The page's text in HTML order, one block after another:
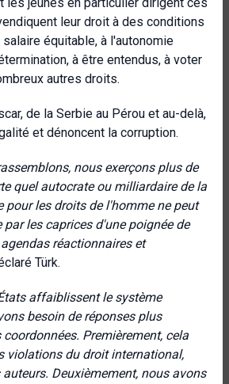
leur droit à des conditions
équitable, à l'autonomie
à être entendus, à voter
autres droits.
de la Serbie au Pérou et au-delà,
et dénoncent la corruption.
nous exerçons plus de
quel autocrate ou milliardaire de la
pour les droits de l'homme ne peut
les caprices d'une poignée de
réactionnaires et
Türk.
affaiblissent le système
besoin de réponses plus
Premièrement, cela
violations du droit international,
Deuxièmement, nous avons